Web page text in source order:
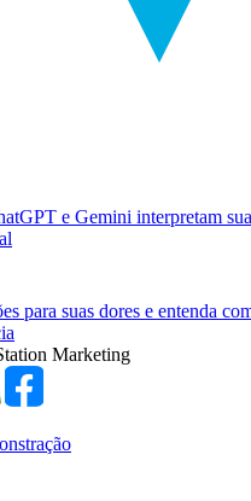
e Gemini interpretam
para suas dores e entenda
Marketing